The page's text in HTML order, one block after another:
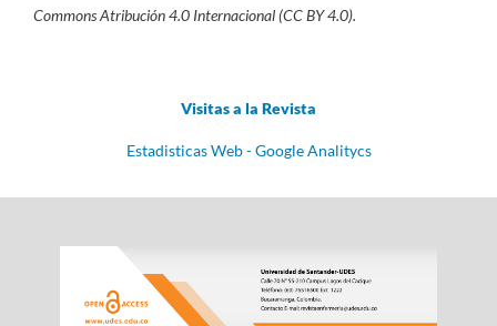
Commons Atribución 4.0 Internacional (CC BY 4.0).
Visitas a la Revista
Estadisticas Web - Google Analitycs